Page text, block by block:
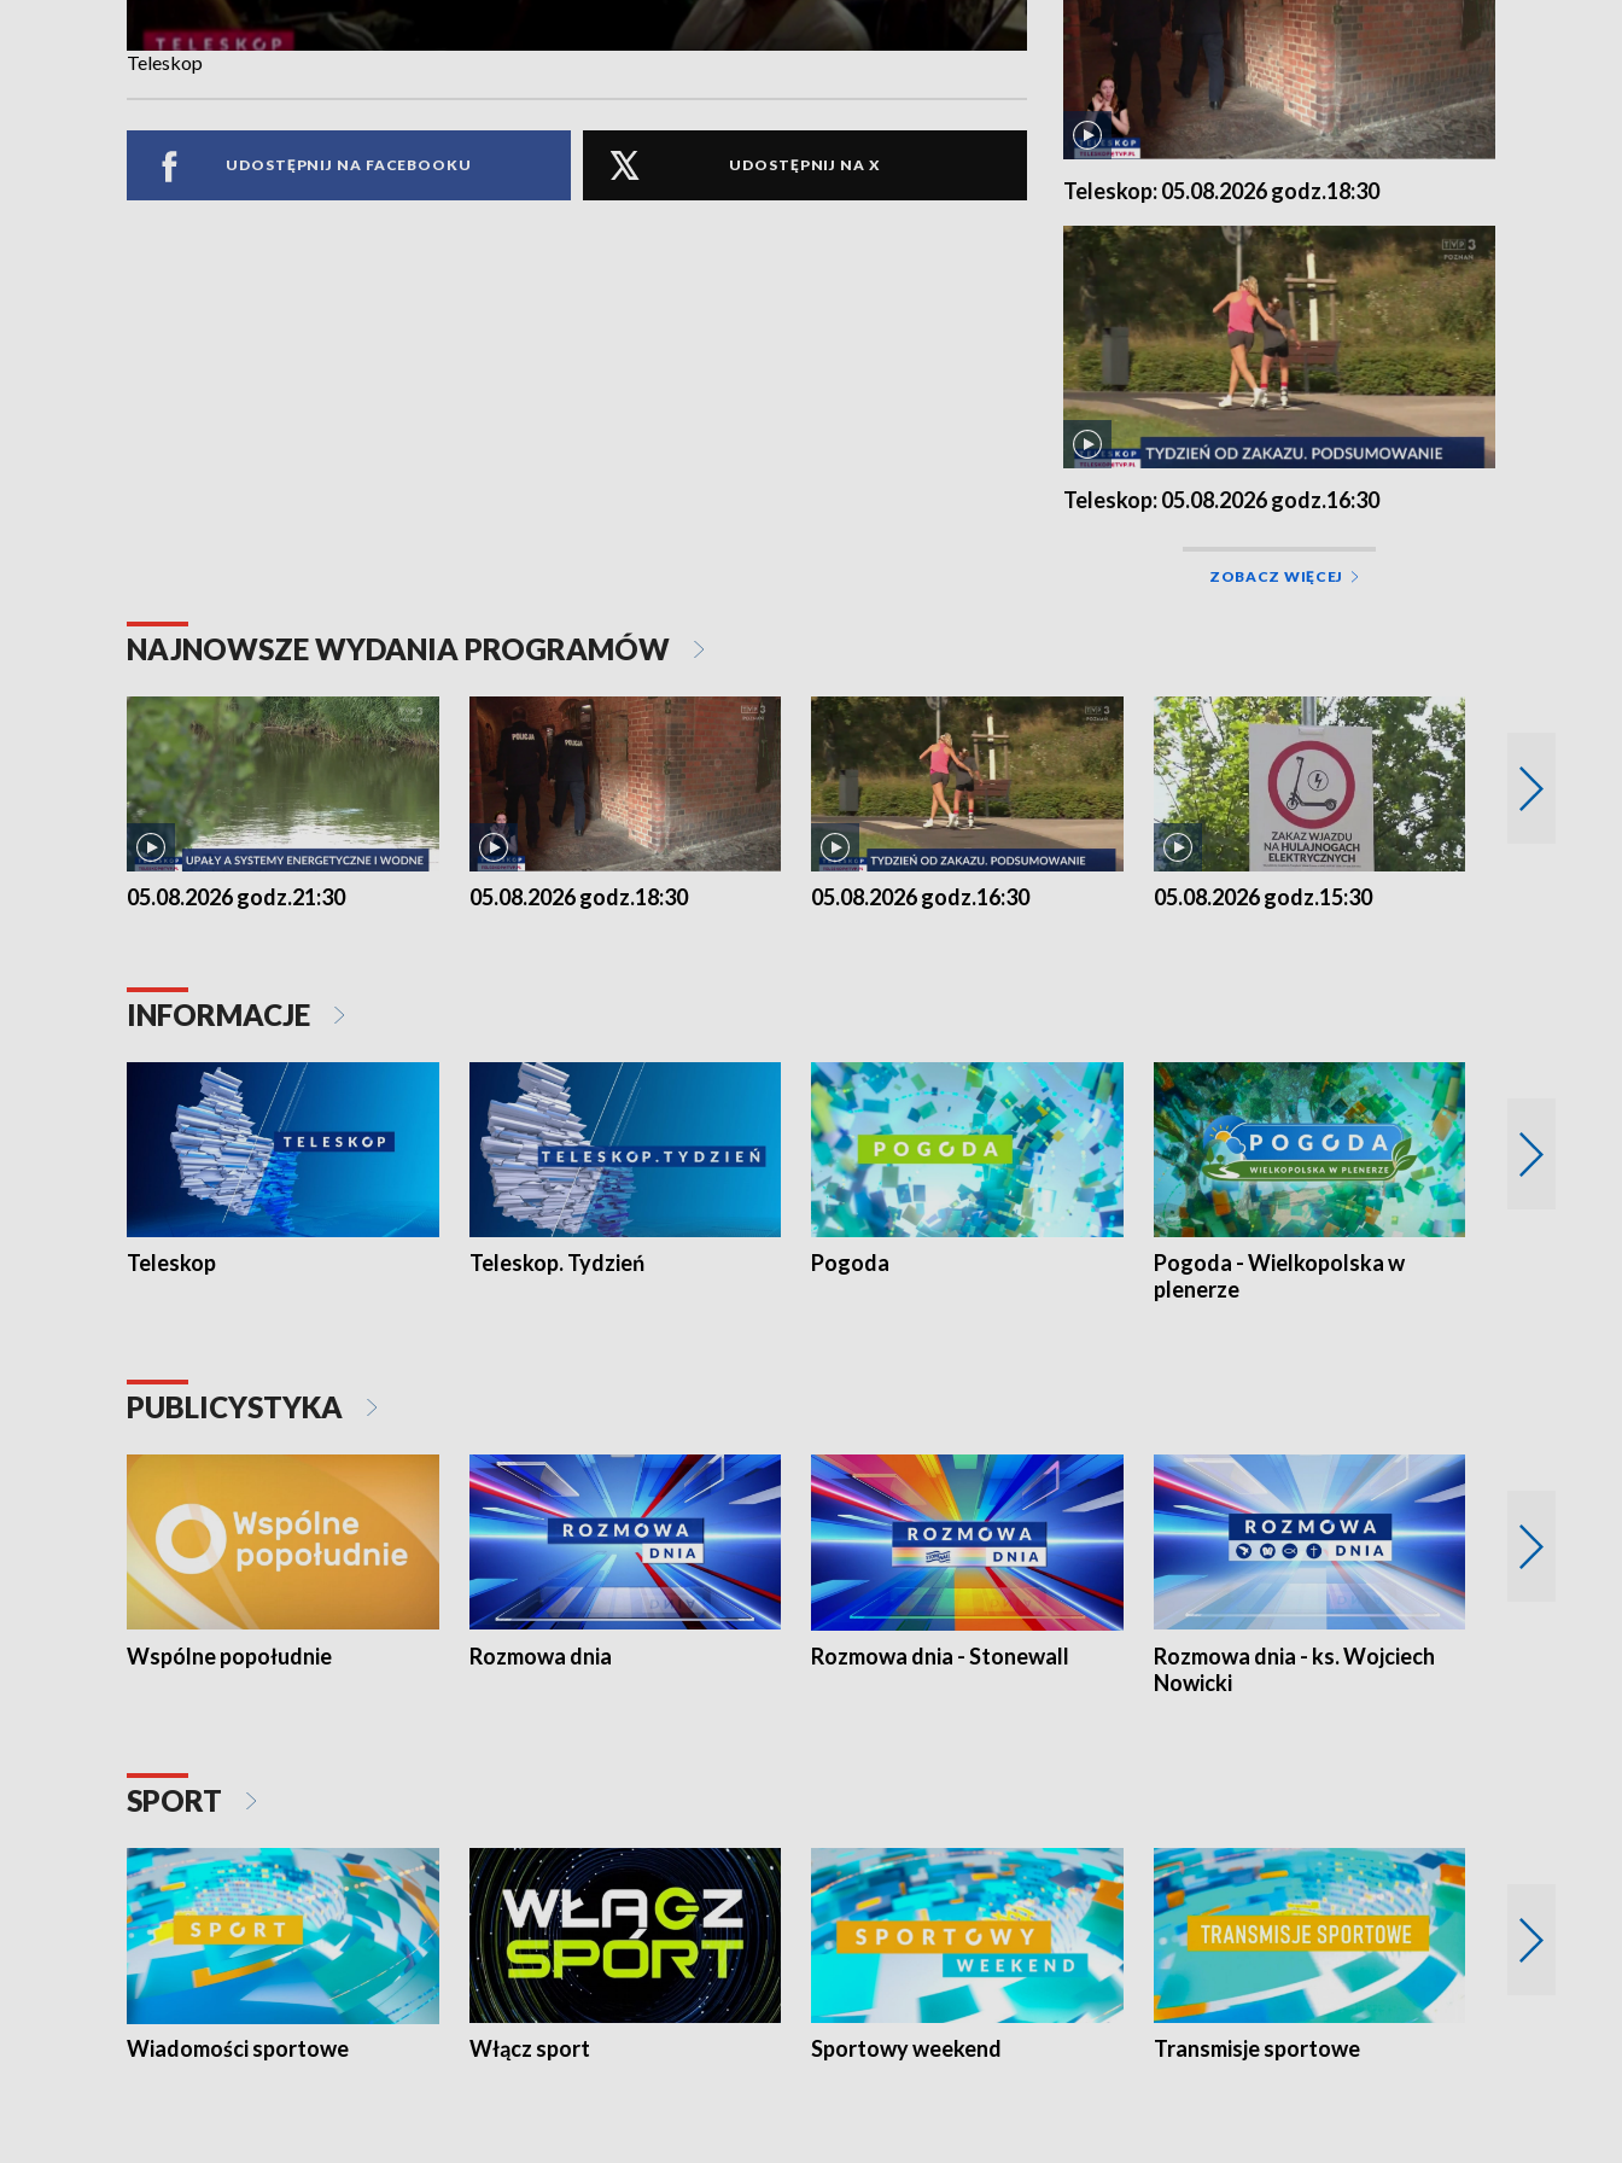
Teleskop
UDOSTĘPNIJ NA FACEBOOKU UDOSTĘPNIJ NA X
Teleskop: 05.08.2026 godz.18:30
Teleskop: 05.08.2026 godz.16:30
ZOBACZ WIĘCEJ
NAJNOWSZE WYDANIA PROGRAMÓW
05.08.2026 godz.21:30 05.08.2026 godz.18:30 05.08.2026 godz.16:30 05.08.2026 godz.15:30
INFORMACJE
Teleskop Teleskop. Tydzień Pogoda
Pogoda - Wielkopolska w
plenerze
PUBLICYSTYKA
Wspólne popołudnie Rozmowa dnia Rozmowa dnia - Stonewall
Rozmowa dnia - ks. Wojciech
Nowicki
SPORT
Wiadomości sportowe Włącz sport Sportowy weekend Transmisje sportowe